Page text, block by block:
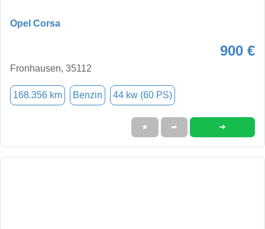
Opel Corsa
900 €
Fronhausen, 35112
168.356 km Benzin 44 kw (60 PS)
★ ➦ ➜